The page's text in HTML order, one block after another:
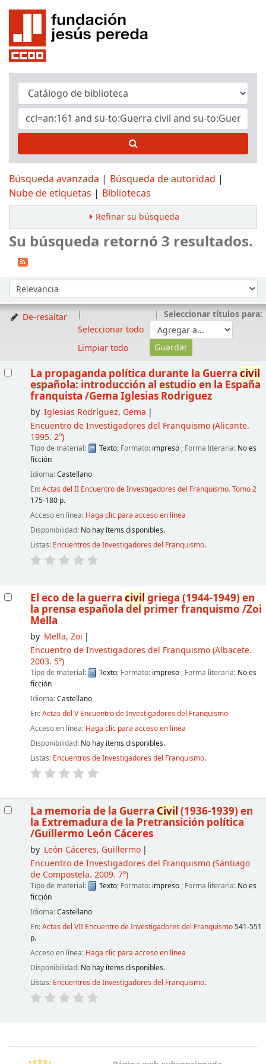
Búsqueda avanzada
Búsqueda de autoridad
Nube de etiquetas
Bibliotecas
Refinar su búsqueda
Su búsqueda retornó 3 resultados.
Ordenar por:
De-resaltar
Seleccionar todo
Limpiar todo
Seleccionar títulos para:
La propaganda política durante la Guerra civil
española: introducción al estudio en la España
franquista /Gema Iglesias Rodriguez
by Iglesias Rodríguez, Gema
Encuentro de Investigadores del Franquismo(Alicante.
1995. 2º)
Tipo de material: Texto; Formato: impreso ; Forma literaria: No es
ficción
Idioma:Castellano
En:Actas del II Encuentro de Investigadores del Franquismo. Tomo 2
175-180 p.
Acceso en línea: Haga clic para acceso en línea
Disponibilidad: No hay ítems disponibles.
Listas: Encuentros de Investigadores del Franquismo.
El eco de la guerra civil griega (1944-1949) en
la prensa española del primer franquismo /Zoi
Mella
by Mella, Zoi
Encuentro de Investigadores del Franquismo(Albacete.
2003. 5º)
Tipo de material: Texto; Formato: impreso ; Forma literaria: No es
ficción
Idioma:Castellano
En:Actas del V Encuentro de Investigadores del Franquismo
Acceso en línea: Haga clic para acceso en línea
Disponibilidad: No hay ítems disponibles.
Listas: Encuentros de Investigadores del Franquismo.
La memoria de la Guerra Civil (1936-1939) en
la Extremadura de la Pretransición política
/Guillermo León Cáceres
by León Cáceres, Guillermo
Encuentro de Investigadores del Franquismo(Santiago
de Compostela. 2009. 7º)
Tipo de material: Texto; Formato: impreso ; Forma literaria: No es
ficción
Idioma:Castellano
En:Actas del VII Encuentro de Investigadores del Franquismo541-551
p.
Acceso en línea: Haga clic para acceso en línea
Disponibilidad: No hay ítems disponibles.
Listas: Encuentros de Investigadores del Franquismo.